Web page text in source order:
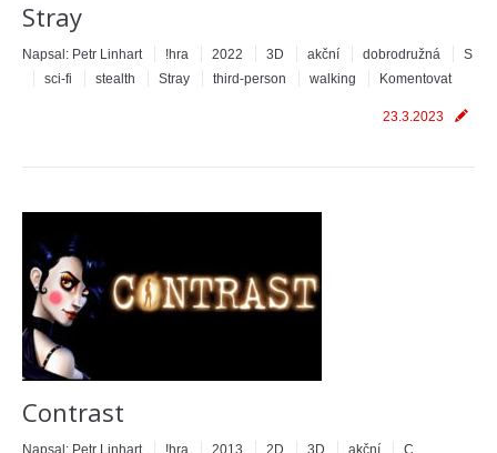
Stray
Napsal: Petr Linhart !hra 2022 3D akční dobrodružná
S
sci-fi
stealth Stray third-person walking Komentovat
23.3.2023
Contrast
Napsal: Petr Linhart !hra 2013 2D 3D akční
C